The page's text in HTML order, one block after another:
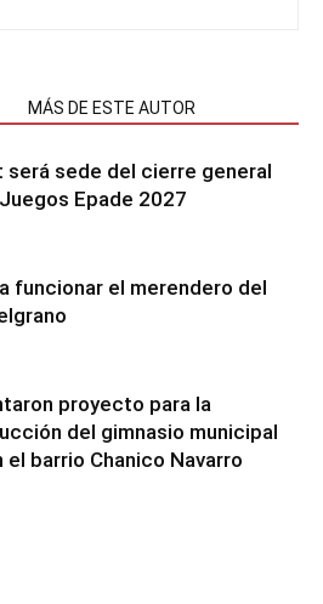
MÁS DE ESTE AUTOR
será sede del cierre general
Epade 2027
funcionar el merendero del
proyecto para la
del gimnasio municipal
el barrio Chanico Navarro